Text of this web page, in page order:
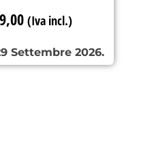
(Iva incl.)
Settembre 2026.